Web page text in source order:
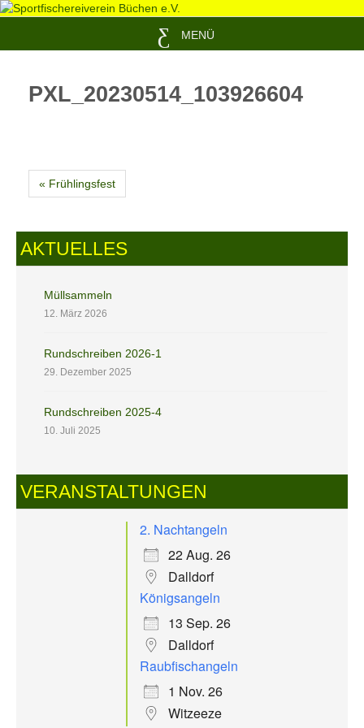
MENÜ
PXL_20230514_103926604
« Frühlingsfest
AKTUELLES
Müllsammeln
12. März 2026
Rundschreiben 2026-1
29. Dezember 2025
Rundschreiben 2025-4
10. Juli 2025
VERANSTALTUNGEN
2. Nachtangeln
22 Aug. 26
Dalldorf
Königsangeln
13 Sep. 26
Dalldorf
Raubfischangeln
1 Nov. 26
Witzeeze